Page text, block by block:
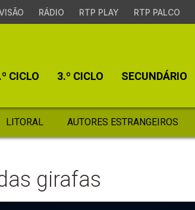
RÁDIO RTP PLAY RTP PALCO
CICLO 3.º CICLO SECUNDÁRIO
LITORAL AUTORES ESTRANGEIROS
girafas